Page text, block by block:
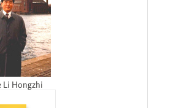
Li Hongzhi